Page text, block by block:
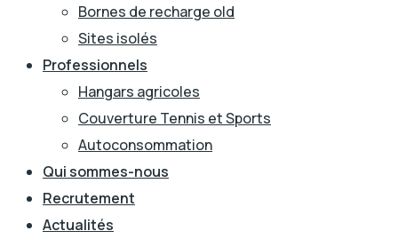
Bornes de recharge old
Sites isolés
Professionnels
Hangars agricoles
Couverture Tennis et Sports
Autoconsommation
Qui sommes-nous
Recrutement
Actualités